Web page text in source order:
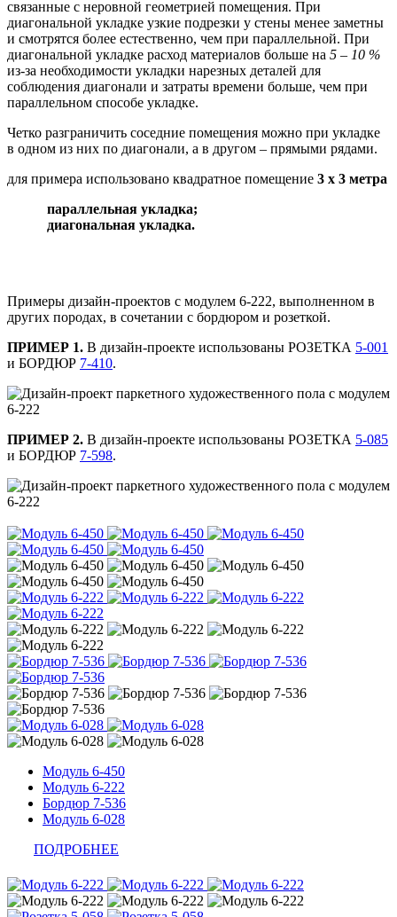
связанные с неровной геометрией помещения. При
диагональной укладке узкие подрезки у стены менее заметны
и смотрятся более естественно, чем при параллельной. При
диагональной укладке расход материалов больше на 5 – 10 %
из-за необходимости укладки нарезных деталей для
соблюдения диагонали и затраты времени больше, чем при
параллельном способе укладке.
Четко разграничить соседние помещения можно при укладке
в одном из них по диагонали, а в другом – прямыми рядами.
для примера использовано квадратное помещение 3 х 3 метра
параллельная укладка;
диагональная укладка.
Примеры дизайн-проектов с модулем 6-222, выполненном в
других породах, в сочетании с бордюром и розеткой.
ПРИМЕР 1. В дизайн-проекте использованы РОЗЕТКА 5-001
и БОРДЮР 7-410.
ПРИМЕР 2. В дизайн-проекте использованы РОЗЕТКА 5-085
и БОРДЮР 7-598.
Модуль 6-450
Модуль 6-222
Бордюр 7-536
Модуль 6-028
ПОДРОБНЕЕ